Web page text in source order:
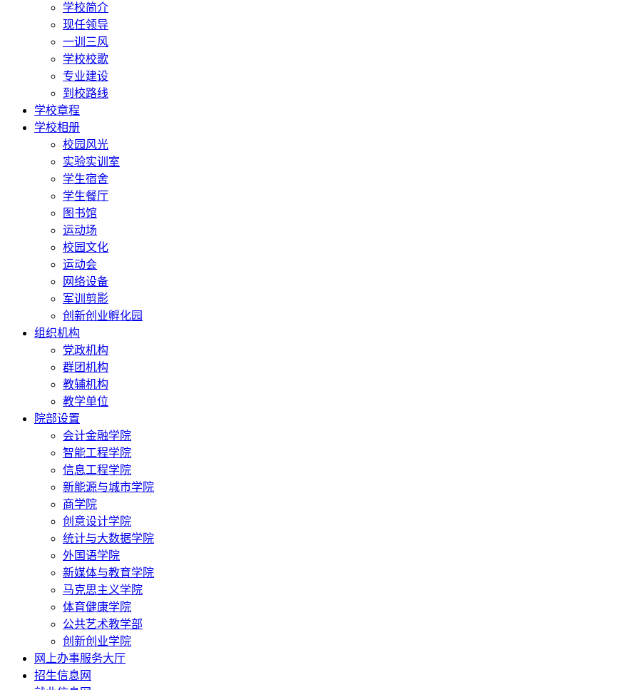
学校简介
现任领导
一训三风
学校校歌
专业建设
到校路线
学校章程
学校相册
校园风光
实验实训室
学生宿舍
学生餐厅
图书馆
运动场
校园文化
运动会
网络设备
军训剪影
创新创业孵化园
组织机构
党政机构
群团机构
教辅机构
教学单位
院部设置
会计金融学院
智能工程学院
信息工程学院
新能源与城市学院
商学院
创意设计学院
统计与大数据学院
外国语学院
新媒体与教育学院
马克思主义学院
体育健康学院
公共艺术教学部
创新创业学院
网上办事服务大厅
招生信息网